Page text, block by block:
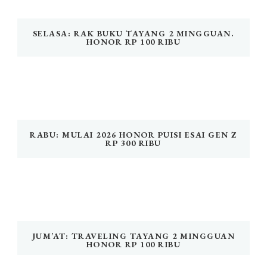
SELASA: RAK BUKU TAYANG 2 MINGGUAN.
HONOR RP 100 RIBU
RABU: MULAI 2026 HONOR PUISI ESAI GEN Z
RP 300 RIBU
JUM’AT: TRAVELING TAYANG 2 MINGGUAN
HONOR RP 100 RIBU